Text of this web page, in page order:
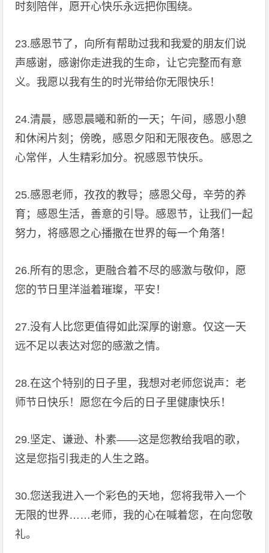
时刻陪伴，愿开心快乐永远把你围绕。
23.感恩节了，向所有帮助过我和我爱的朋友们说
声感谢，感谢你走进我的生命，让它完整而有意
义。我愿以我有生的时光带给你无限快乐！
24.清晨，感恩晨曦和新的一天；午间，感恩小憩
和休闲片刻；傍晚，感恩夕阳和无限夜色。感恩之
心常伴，人生精彩加分。祝感恩节快乐。
25.感恩老师，孜孜的教导；感恩父母，辛劳的养
育；感恩生活，善意的引导。感恩节，让我们一起
努力，将感恩之心播撒在世界的每一个角落！
26.所有的思念，更融合着不尽的感激与敬仰，愿
您的节日里洋溢着璀璨，平安！
27.没有人比您更值得如此深厚的谢意。仅这一天
远不足以表达对您的感激之情。
28.在这个特别的日子里，我想对老师您说声：老
师节日快乐！愿您在今后的日子里健康快乐！
29.坚定、谦逊、朴素――这是您教给我唱的歌，
这是您指引我走的人生之路。
30.您送我进入一个彩色的天地，您将我带入一个
无限的世界……老师，我的心在喊着您，在向您敬
礼。